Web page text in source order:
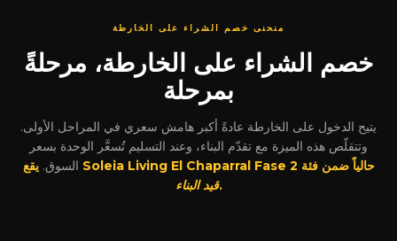
منحنى خصم الشراء على الخارطة
خصم الشراء على الخارطة، مرحلةً
بمرحلة
يتيح الدخول على الخارطة عادةً أكبر هامش سعري في المراحل الأولى.
وتتقلّص هذه الميزة مع تقدّم البناء، وعند التسليم تُسعَّر الوحدة بسعر
السوق.
يقع Soleia Living El Chaparral Fase 2 حالياً ضمن فئة
قيد البناء.